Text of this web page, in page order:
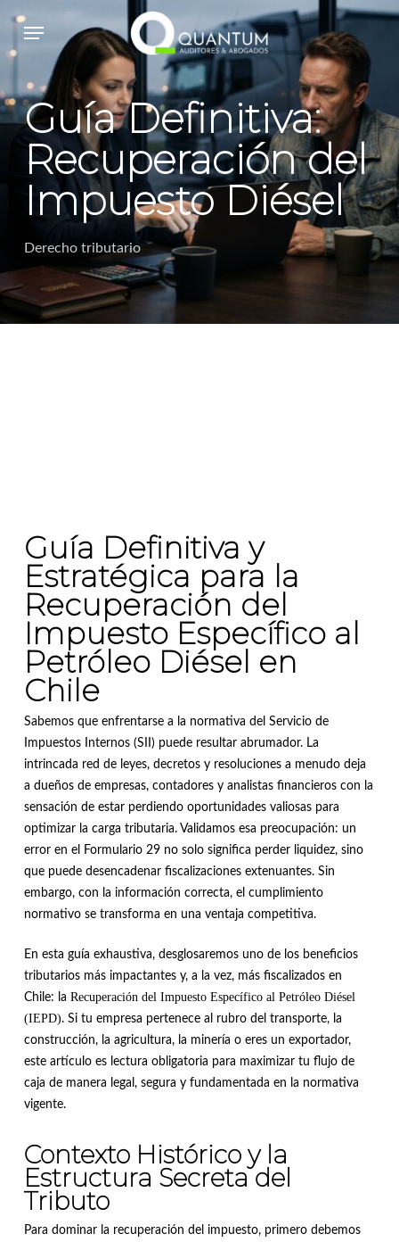
Skip
content
Menu
Guía Definitiva:
Recuperación del
Impuesto Diésel
Derecho tributario
Guía Definitiva y
Estratégica para la
Recuperación del
Impuesto Específico al
Petróleo Diésel en
Chile
Sabemos que enfrentarse a la normativa del Servicio de
Impuestos Internos (SII) puede resultar abrumador. La
intrincada red de leyes, decretos y resoluciones a menudo deja
a dueños de empresas, contadores y analistas financieros con la
sensación de estar perdiendo oportunidades valiosas para
optimizar la carga tributaria. Validamos esa preocupación: un
error en el Formulario 29 no solo significa perder liquidez, sino
que puede desencadenar fiscalizaciones extenuantes. Sin
embargo, con la información correcta, el cumplimiento
normativo se transforma en una ventaja competitiva.
En esta guía exhaustiva, desglosaremos uno de los beneficios
tributarios más impactantes y, a la vez, más fiscalizados en
Chile: la Recuperación del Impuesto Específico al Petróleo Diésel
(IEPD). Si tu empresa pertenece al rubro del transporte, la
construcción, la agricultura, la minería o eres un exportador,
este artículo es lectura obligatoria para maximizar tu flujo de
caja de manera legal, segura y fundamentada en la normativa
vigente.
Contexto Histórico y la
Estructura Secreta del
Tributo
Para dominar la recuperación del impuesto, primero debemos